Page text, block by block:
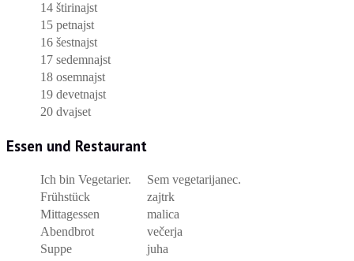
14 štirinajst
15 petnajst
16 šestnajst
17 sedemnajst
18 osemnajst
19 devetnajst
20 dvajset
Essen und Restaurant
Ich bin Vegetarier.
Sem vegetarijanec.
Frühstück
zajtrk
Mittagessen
malica
Abendbrot
večerja
Suppe
juha